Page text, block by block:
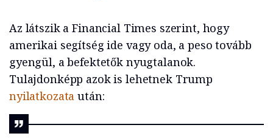
Az látszik a Financial Times szerint, hogy
amerikai segítség ide vagy oda, a peso tovább
gyengül, a befektetők nyugtalanok.
Tulajdonképp azok is lehetnek Trump
nyilatkozata után: